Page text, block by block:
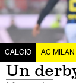
CALCIO AC MILAN
Un